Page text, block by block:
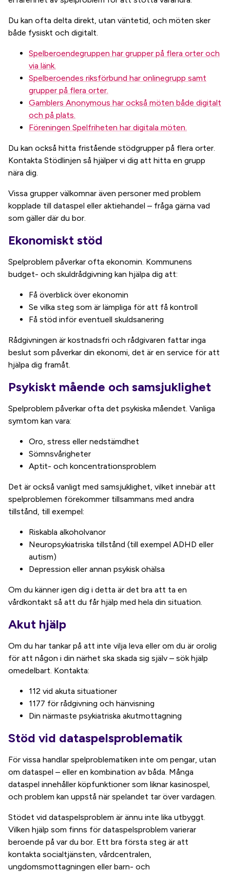
Du kan ofta delta direkt, utan väntetid, och möten sker
både fysiskt och digitalt.
Spelberoendegruppen har grupper på flera orter och
via länk.
Spelberoendes riksförbund har onlinegrupp samt
grupper på flera orter.
Gamblers Anonymous har också möten både digitalt
och på plats.
Föreningen Spelfriheten har digitala möten.
Du kan också hitta fristående stödgrupper på flera orter.
Kontakta Stödlinjen så hjälper vi dig att hitta en grupp
nära dig.
Vissa grupper välkomnar även personer med problem
kopplade till dataspel eller aktiehandel – fråga gärna vad
som gäller där du bor.
Ekonomiskt stöd
Spelproblem påverkar ofta ekonomin. Kommunens
budget- och skuldrådgivning kan hjälpa dig att:
Få överblick över ekonomin
Se vilka steg som är lämpliga för att få kontroll
Få stöd inför eventuell skuldsanering
Rådgivningen är kostnadsfri och rådgivaren fattar inga
beslut som påverkar din ekonomi, det är en service för att
hjälpa dig framåt.
Psykiskt mående och samsjuklighet
Spelproblem påverkar ofta det psykiska måendet. Vanliga
symtom kan vara:
Oro, stress eller nedstämdhet
Sömnsvårigheter
Aptit- och koncentrationsproblem
Det är också vanligt med samsjuklighet, vilket innebär att
spelproblemen förekommer tillsammans med andra
tillstånd, till exempel:
Riskabla alkoholvanor
Neuropsykiatriska tillstånd (till exempel ADHD eller
autism)
Depression eller annan psykisk ohälsa
Om du känner igen dig i detta är det bra att ta en
vårdkontakt så att du får hjälp med hela din situation.
Akut hjälp
Om du har tankar på att inte vilja leva eller om du är orolig
för att någon i din närhet ska skada sig själv – sök hjälp
omedelbart. Kontakta:
112 vid akuta situationer
1177 för rådgivning och hänvisning
Din närmaste psykiatriska akutmottagning
Stöd vid dataspelsproblematik
För vissa handlar spelproblematiken inte om pengar, utan
om dataspel – eller en kombination av båda. Många
dataspel innehåller köpfunktioner som liknar kasinospel,
och problem kan uppstå när spelandet tar över vardagen.
Stödet vid dataspelsproblem är ännu inte lika utbyggt.
Vilken hjälp som finns för dataspelsproblem varierar
beroende på var du bor. Ett bra första steg är att
kontakta socialtjänsten, vårdcentralen,
ungdomsmottagningen eller barn- och